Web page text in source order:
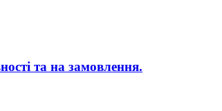
та на замовлення.